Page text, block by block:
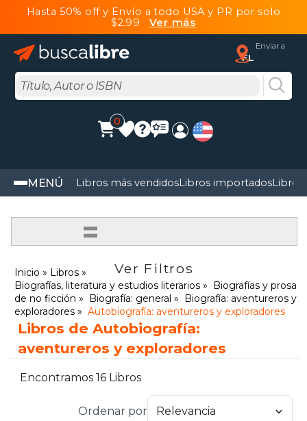
Hasta 50% off y Envío a todo USA y PR por solo
$2.99 Ver más
Enviar a
FL
0
MENÚ Libros más vendidosLibros importadosLibros
=
Ver Filtros
Inicio
Libros
Biografías, literatura y estudios literarios
Biografías y prosa
de no ficción
Biografía: general
Biografía: aventureros y
exploradores
Autobiografía: aventureros y exploradores
Libros de Autobiografía:
aventureros y exploradores
Encontramos 16 Libros
Ordenar por